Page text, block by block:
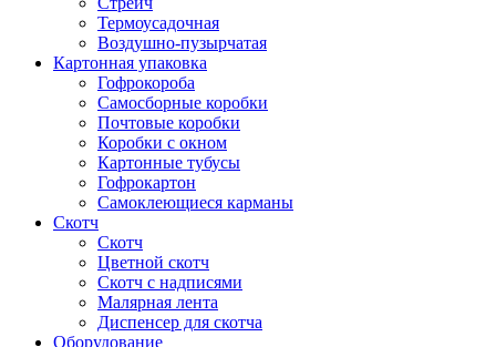
Термоусадочная
Воздушно-пузырчатая
Картонная упаковка
Гофрокороба
Самосборные коробки
Почтовые коробки
Коробки с окном
Картонные тубусы
Гофрокартон
Самоклеющиеся карманы
Скотч
Скотч
Цветной скотч
Скотч с надписями
Малярная лента
Диспенсер для скотча
Оборудование